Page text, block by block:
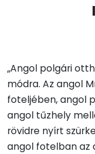
„Angol polgári
módra. Az angol
foteljében, angol
angol tűzhely
rövidre nyírt
angol fotelban az